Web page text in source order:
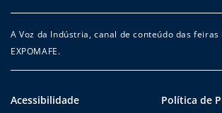
A Voz da Indústria, canal de conteúdo das feiras
EXPOMAFE.
Acessibilidade Política de